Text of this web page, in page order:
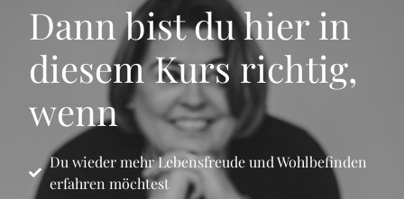
Dann bist du hier in
diesem Kurs richtig,
wenn
Du wieder mehr Lebensfreude und Wohlbefinden
erfahren möchtest